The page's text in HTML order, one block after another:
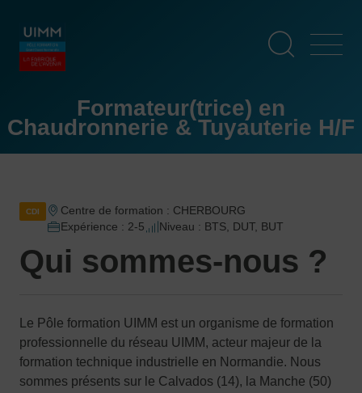
contenu
principal
Formateur(trice) en
Chaudronnerie & Tuyauterie H/F
CDI
Centre de formation : CHERBOURG
Expérience : 2-5
Niveau : BTS, DUT, BUT
Qui sommes-nous ?
Le Pôle formation UIMM est un organisme de formation
professionnelle du réseau UIMM, acteur majeur de la
formation technique industrielle en Normandie. Nous
sommes présents sur le Calvados (14), la Manche (50)